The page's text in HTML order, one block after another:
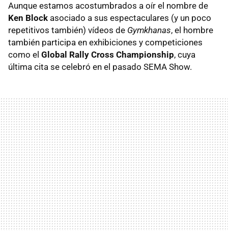
Aunque estamos acostumbrados a oír el nombre de
Ken Block asociado a sus espectaculares (y un poco
repetitivos también) vídeos de Gymkhanas, el hombre
también participa en exhibiciones y competiciones
como el Global Rally Cross Championship, cuya
última cita se celebró en el pasado SEMA Show.